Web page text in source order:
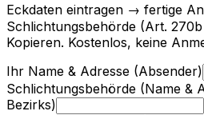
Eckdaten eintragen → fertige
Schlichtungsbehörde (Art.
Kopieren. Kostenlos, keine
Ihr Name & Adresse (Absender)
Schlichtungsbehörde (Name &
Bezirks)